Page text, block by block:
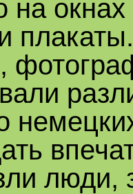
на
люди,